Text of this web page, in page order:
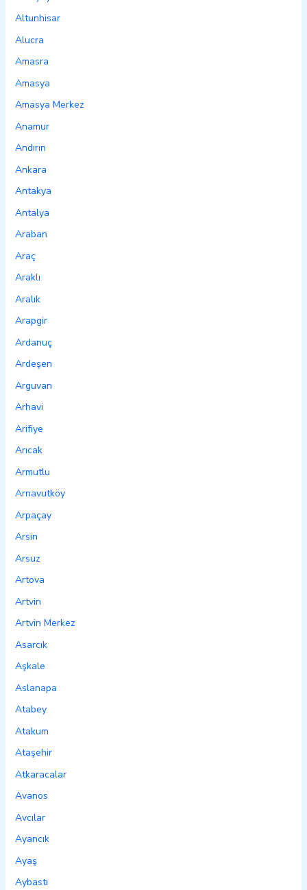
Altunhisar
Alucra
Amasra
Amasya
Amasya Merkez
Anamur
Andırın
Ankara
Antakya
Antalya
Araban
Araç
Araklı
Aralık
Arapgir
Ardanuç
Ardeşen
Arguvan
Arhavi
Arifiye
Arıcak
Armutlu
Arnavutköy
Arpaçay
Arsin
Arsuz
Artova
Artvin
Artvin Merkez
Asarcık
Aşkale
Aslanapa
Atabey
Atakum
Ataşehir
Atkaracalar
Avanos
Avcılar
Ayancık
Ayaş
Aybastı